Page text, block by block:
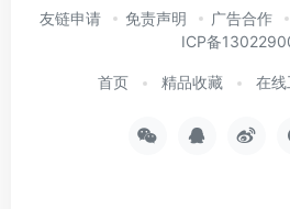
友链申请 免责声明 广告合作
ICP备
首页 精品收藏 在线